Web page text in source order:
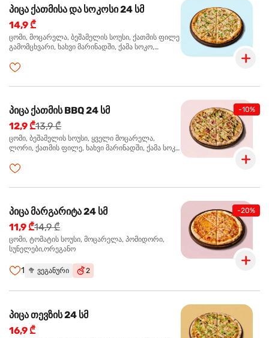
პიცა ქათმისა და სოკოსი 24 სმ
14,9 ₾
ცომი, მოცარელა, ბეშამელის სოუსი, ქათმის ფილე
გამომცხვარი, ხახვი მარინადში, ქამა სოკო,
-10%
პიცა ქათმის BBQ 24 სმ
12,9 ₾13,9 ₾
ცომი, ბეშამელის სოუსი, ყველი მოცარელა,
ლორი, ქათმის ფილე, ხახვი მარინადში, ქამა სოკო
-20%
პიცა მარგარიტა 24 სმ
11,9 ₾14,9 ₾
ცომი, ტომატის სოუსი, მოცარელა, პომიდორი,
სუნელები,ორეგანო
1 🥦 ვეგანური 2
პიცა თევზის 24 სმ
16,9 ₾